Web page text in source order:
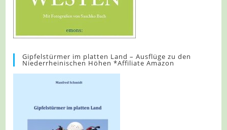
Gipfelstürmer im platten Land – Ausflüge zu den
Niederrheinischen Höhen *Affiliate Amazon